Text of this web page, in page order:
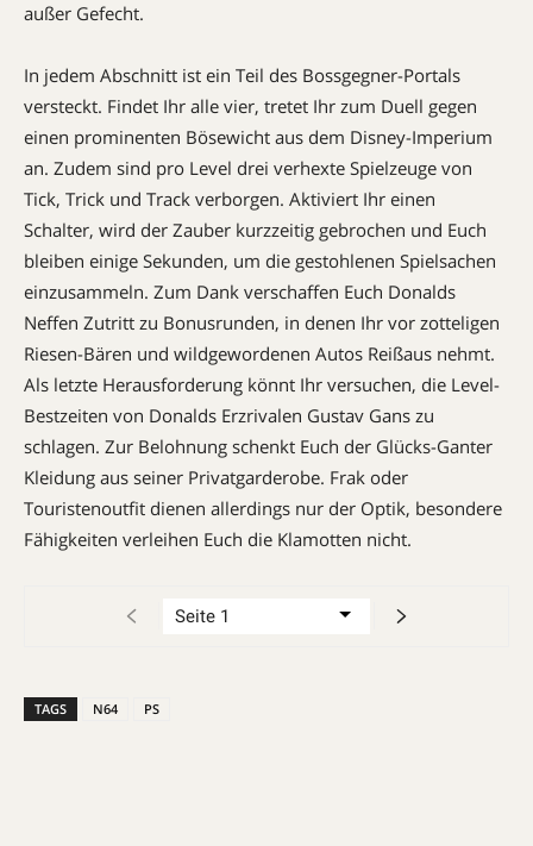
außer Gefecht.
In jedem Abschnitt ist ein Teil des Boss­geg­ner-Portals
versteckt. Findet Ihr alle vier, tretet Ihr zum Duell gegen
einen prominenten Bösewicht aus dem Disney-Impe­rium
an. Zudem sind pro Level drei verhexte Spielzeuge von
Tick, Trick und Track verborgen. Aktiviert Ihr einen
Schalter, wird der Zauber kurzzeitig gebrochen und Euch
bleiben einige Sekun­den, um die gestohlenen Spielsachen
einzusammeln. Zum Dank verschaffen Euch Do­nalds
Neffen Zu­tritt zu Bonus­runden, in denen Ihr vor zotteligen
Rie­sen-Bären und wildgewordenen Autos Reißaus nehmt.
Als letzte He­raus­for­de­rung könnt Ihr versuchen, die Le­vel-
Best­zeiten von Donalds Erzrivalen Gus­tav Gans zu
schlagen. Zur Beloh­nung schenkt Euch der Glücks-Ganter
Kleid­ung aus seiner Privat­garderobe. Frak oder
Touristenoutfit dienen allerdings nur der Optik, besondere
Fäh­ig­keiten verleihen Euch die Klamotten nicht.
TAGS N64 PS